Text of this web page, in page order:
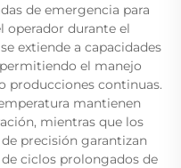
de emergencia para
operador durante el
extiende a capacidades
el manejo
producciones continuas.
mantienen
mientras que los
precisión garantizan
ciclos prolongados de